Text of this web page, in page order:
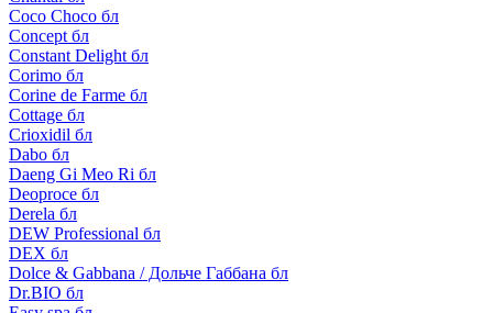
Coco Choco бл
Concept бл
Constant Delight бл
Corimo бл
Corine de Farme бл
Cottage бл
Crioxidil бл
Dabo бл
Daeng Gi Meo Ri бл
Deoproce бл
Derela бл
DEW Professional бл
DEX бл
Dolce & Gabbana / Дольче Габбана бл
Dr.BIO бл